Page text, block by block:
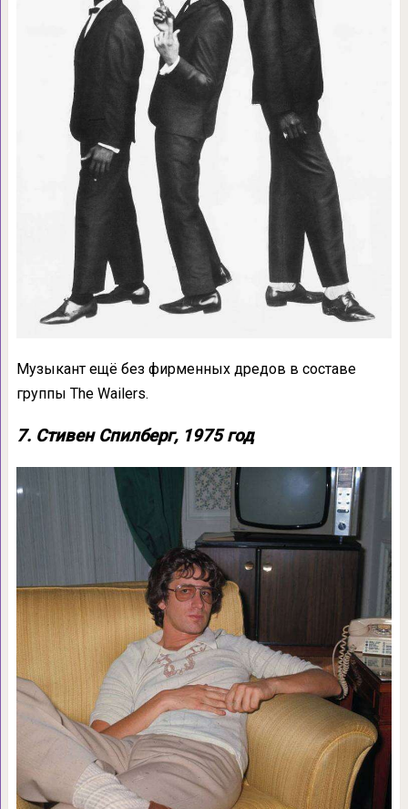
Музыкант ещё без фирменных дредов в составе
группы The Wailers.
7. Стивен Спилберг, 1975 год